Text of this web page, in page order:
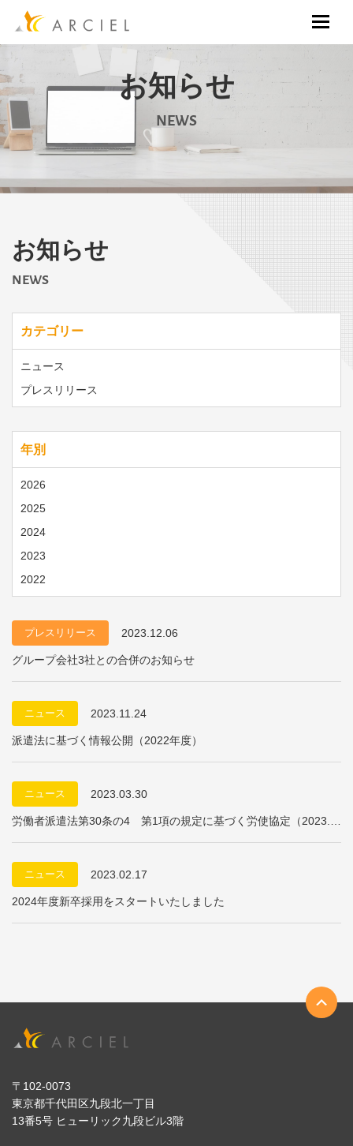
お知らせ
NEWS
お知らせ
NEWS
カテゴリー
ニュース
プレスリリース
年別
2026
2025
2024
2023
2022
プレスリリース 2023.12.06
グループ会社3社との合併のお知らせ
ニュース 2023.11.24
派遣法に基づく情報公開（2022年度）
ニュース 2023.03.30
労働者派遣法第30条の4 第1項の規定に基づく労使協定（2023.4.
ニュース 2023.02.17
2024年度新卒採用をスタートいたしました
〒102-0073
東京都千代田区九段北一丁目
13番5号 ヒューリック九段ビル3階